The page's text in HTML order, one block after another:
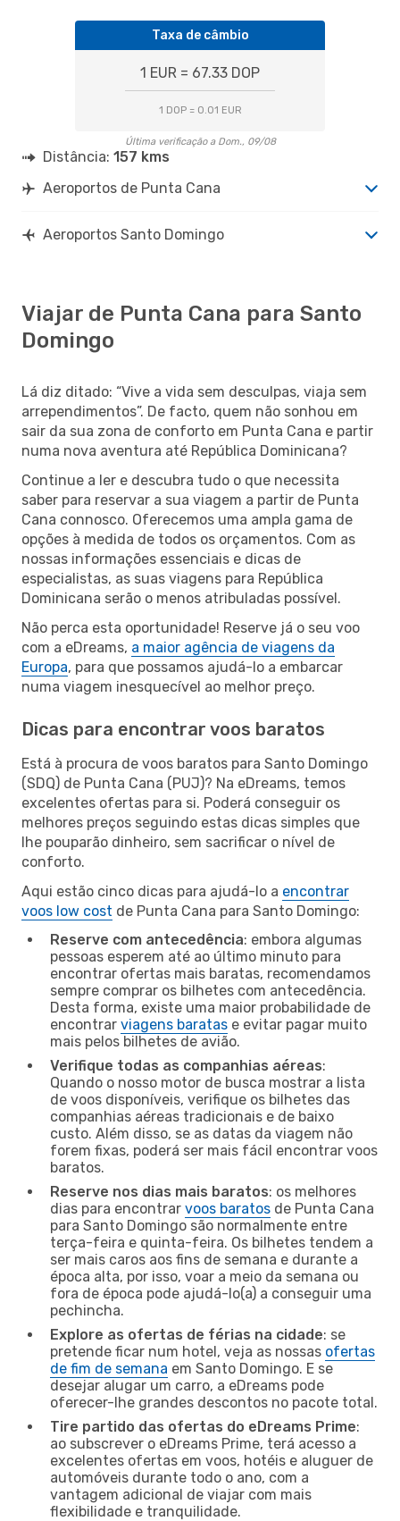
Taxa de câmbio
1 EUR = 67.33 DOP
1 DOP = 0.01 EUR
Última verificação a Dom., 09/08
Distância: 157 kms
Aeroportos de Punta Cana
Aeroportos Santo Domingo
Viajar de Punta Cana para Santo
Domingo
Lá diz ditado: “Vive a vida sem desculpas, viaja sem
arrependimentos”. De facto, quem não sonhou em
sair da sua zona de conforto em Punta Cana e partir
numa nova aventura até República Dominicana?
Continue a ler e descubra tudo o que necessita
saber para reservar a sua viagem a partir de Punta
Cana connosco. Oferecemos uma ampla gama de
opções à medida de todos os orçamentos. Com as
nossas informações essenciais e dicas de
especialistas, as suas viagens para República
Dominicana serão o menos atribuladas possível.
Não perca esta oportunidade! Reserve já o seu voo
com a eDreams, a maior agência de viagens da
Europa, para que possamos ajudá-lo a embarcar
numa viagem inesquecível ao melhor preço.
Dicas para encontrar voos baratos
Está à procura de voos baratos para Santo Domingo
(SDQ) de Punta Cana (PUJ)? Na eDreams, temos
excelentes ofertas para si. Poderá conseguir os
melhores preços seguindo estas dicas simples que
lhe pouparão dinheiro, sem sacrificar o nível de
conforto.
Aqui estão cinco dicas para ajudá-lo a encontrar
voos low cost de Punta Cana para Santo Domingo:
Reserve com antecedência: embora algumas
pessoas esperem até ao último minuto para
encontrar ofertas mais baratas, recomendamos
sempre comprar os bilhetes com antecedência.
Desta forma, existe uma maior probabilidade de
encontrar viagens baratas e evitar pagar muito
mais pelos bilhetes de avião.
Verifique todas as companhias aéreas:
Quando o nosso motor de busca mostrar a lista
de voos disponíveis, verifique os bilhetes das
companhias aéreas tradicionais e de baixo
custo. Além disso, se as datas da viagem não
forem fixas, poderá ser mais fácil encontrar voos
baratos.
Reserve nos dias mais baratos: os melhores
dias para encontrar voos baratos de Punta Cana
para Santo Domingo são normalmente entre
terça-feira e quinta-feira. Os bilhetes tendem a
ser mais caros aos fins de semana e durante a
época alta, por isso, voar a meio da semana ou
fora de época pode ajudá-lo(a) a conseguir uma
pechincha.
Explore as ofertas de férias na cidade: se
pretende ficar num hotel, veja as nossas ofertas
de fim de semana em Santo Domingo. E se
desejar alugar um carro, a eDreams pode
oferecer-lhe grandes descontos no pacote total.
Tire partido das ofertas do eDreams Prime:
ao subscrever o eDreams Prime, terá acesso a
excelentes ofertas em voos, hotéis e aluguer de
automóveis durante todo o ano, com a
vantagem adicional de viajar com mais
flexibilidade e tranquilidade.